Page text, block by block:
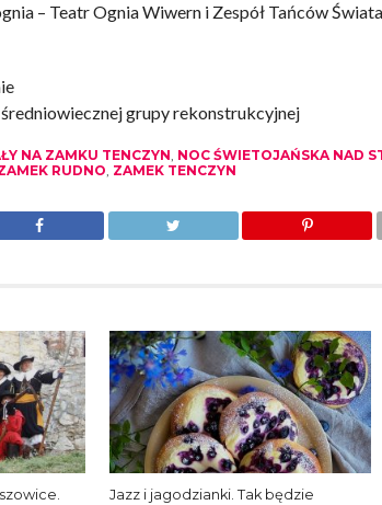
– Teatr Ognia Wiwern i Zespół Tańców
grupy rekonstrukcyjnej
NA ZAMKU TENCZYN, NOC ŚWIETOJAŃSKA NAD
RUDNO, ZAMEK TENCZYN
Jazz i jagodzianki. Tak będzie